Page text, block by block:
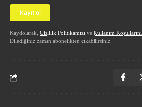
Kaydolarak, Gizlilik Politikamızı ve Kullanım Koşullarını
Dilediğiniz zaman abonelikten çıkabilirsiniz.